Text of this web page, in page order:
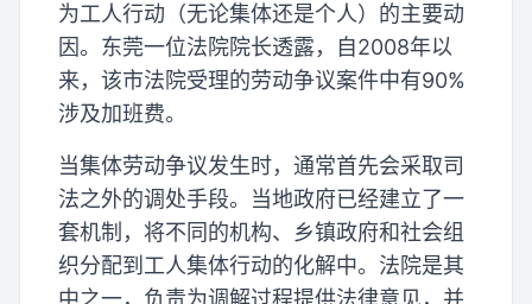
为工人行动（无论集体还是个人）的主要动
因。东莞一位法院院长透露，自2008年以
来，该市法院受理的劳动争议案件中有90%
涉及加班费。
当集体劳动争议发生时，通常首先会采取司
法之外的调处手段。当地政府已经建立了一
套机制，将不同的机构、乡镇政府和社会组
织分配到工人集体行动的化解中。法院是其
中之一，负责为调解过程提供法律意见，并